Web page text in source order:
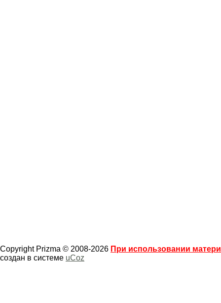
Copyright Prizma © 2008-2026 При использовании
создан в системе uCoz